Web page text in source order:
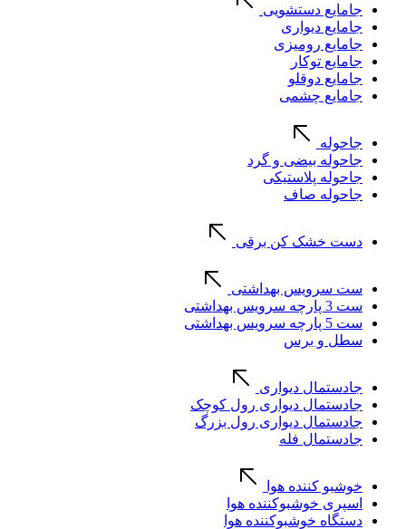
جامایع دستشویی
جامایع دیواری
جامایع رومیزی
جامایع توکار
جامایع دوقلو
جامایع چشمی
جاحوله
جاحوله بیضی و گرد
جاحوله پلاستیکی
جاحوله صاف
دست خشک کن برقی
ست سرویس بهداشتی
ست 3 پارچه سرویس بهداشتی
ست 5 پارچه سرویس بهداشتی
سطل و برس
جادستمال دیواری
جادستمال دیواری رول کوچک
جادستمال دیواری رول بزرگ
جادستمال فله
خوشبو کننده هوا
اسپری خوشبوکننده هوا
دستگاه خوشبوکننده هوا